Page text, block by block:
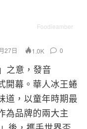
Foodieamber
27日 1.0K 0
之意，發音
開幕。華人冰王蜷
道，以童年時期最
為品牌的兩大主